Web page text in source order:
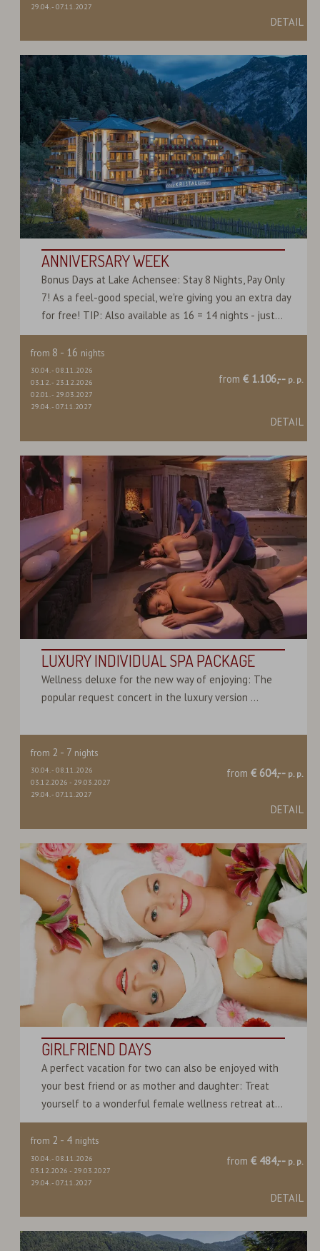
29.04.-07.11.2027
DETAIL
ANNIVERSARY WEEK
Bonus Days at Lake Achensee: Stay 8 Nights, Pay Only
7! As a feel-good special, we're giving you an extra day
for free! TIP: Also available as 16 = 14 nights - just...
from 8 - 16 nights
30.04.-08.11.2026
03.12.- 23.12.2026
02.01.- 29.03.2027
29.04.-07.11.2027
from € 1.106,-- p. p.
DETAIL
LUXURY INDIVIDUAL SPA PACKAGE
Wellness deluxe for the new way of enjoying: The
popular request concert in the luxury version ...
from 2 - 7 nights
30.04.-08.11.2026
03.12.2026 - 29.03.2027
29.04.-07.11.2027
from € 604,-- p. p.
DETAIL
GIRLFRIEND DAYS
A perfect vacation for two can also be enjoyed with
your best friend or as mother and daughter: Treat
yourself to a wonderful female wellness retreat at...
from 2 - 4 nights
30.04. -08.11.2026
03.12.2026 - 29.03.2027
29.04. -07.11.2027
from € 484,-- p. p.
DETAIL